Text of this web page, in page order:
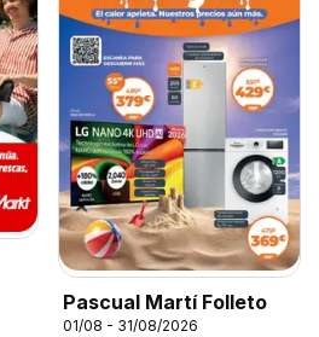
Pascual Martí Folleto
01/08 - 31/08/2026